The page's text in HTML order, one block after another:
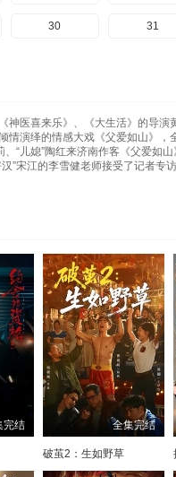
30 31
42 43
46 47
58 59
62 63
66 67
70 71
74 75
78 79
82 83
神医喜来乐》、《大生活》的导演
情演绎的情感大戏《父爱如山》，
、“儿媳”陶红来济南作客《父爱如
”宋江的李雪健老师接受了记者专访
完结 全集完结
破茧2：生如野草